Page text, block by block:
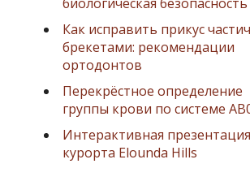
Как исправить прикус
брекетами: рекомендации
ортодонтов
Перекрёстное определение
группы крови по системе
Интерактивная презентация
курорта Elounda Hills